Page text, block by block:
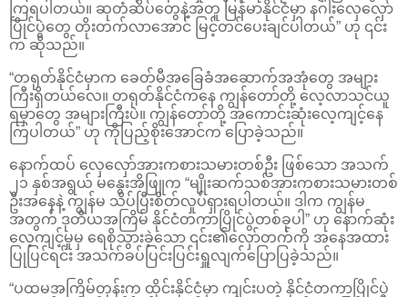
ကြရပါတယ်။ ဆုတံဆိပ်တွေနဲ့အတူ မြန်မာနိုင်ငံမှာ နဂါးလှေလှော်
ပြိုင်ပွဲတွေ တိုးတက်လာအောင် မြင့်တင်ပေးချင်ပါတယ်” ဟု ၎င်း
က ဆိုသည်။
“တရုတ်နိုင်ငံမှာက ခေတ်မီအခြေခံအဆောက်အအုံတွေ အများ
ကြီးရှိတယ်လေ။ တရုတ်နိုင်ငံကနေ ကျွန်တော်တို့ လေ့လာသင်ယူ
ရမှာတွေ အများကြီးပဲ။ ကျွန်တော်တို့ အကောင်းဆုံးလေ့ကျင့်နေ
ကြပါတယ်” ဟု ကိုပြည့်စိုးအောင်က ပြောခဲ့သည်။
နောက်ထပ် လှေလှော်အားကစားသမားတစ်ဦး ဖြစ်သော အသက်
၂၁ နှစ်အရွယ် မနွေးအိဖြူက “မျိုးဆက်သစ်အားကစားသမားတစ်
ဦးအနေနဲ့ ကျွန်မ သိပ်ပြီးစိတ်လှုပ်ရှားရပါတယ်။ ဒါက ကျွန်မ
အတွက် ဒုတိယအကြိမ် နိုင်ငံတကာပြိုင်ပွဲတစ်ခုပါ” ဟု နောက်ဆုံး
လေ့ကျင့်မှုမှ ရေစိုသွားခဲ့သော ၎င်း၏လှော်တက်ကို အနေအထား
ပြုပြင်ရင်း အသက်ခပ်ပြင်းပြင်းရှူလျက်ပြောပြခဲ့သည်။
“ပထမအကြိမ်တုန်းက ထိုင်းနိုင်ငံမှာ ကျင်းပတဲ့ နိုင်ငံတကာပြိုင်ပွဲ